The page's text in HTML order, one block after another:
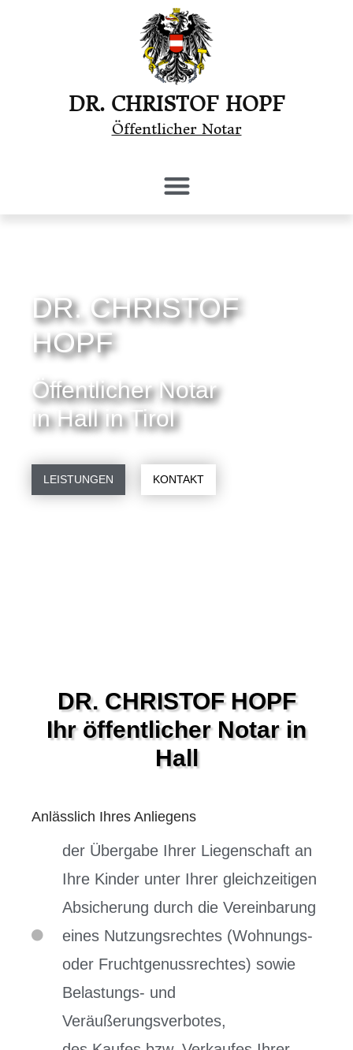
DR. CHRISTOF HOPF
Öffentlicher Notar
DR. CHRISTOF
HOPF
Öffentlicher Notar
in Hall in Tirol
LEISTUNGEN KONTAKT
DR. CHRISTOF HOPF
Ihr öffentlicher Notar in
Hall
Anlässlich Ihres Anliegens
der Übergabe Ihrer Liegenschaft an
Ihre Kinder unter Ihrer gleichzeitigen
Absicherung durch die Vereinbarung
eines Nutzungsrechtes (Wohnungs-
oder Fruchtgenussrechtes) sowie
Belastungs- und
Veräußerungsverbotes,